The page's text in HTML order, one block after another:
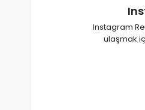
Instagram
ulaşmak